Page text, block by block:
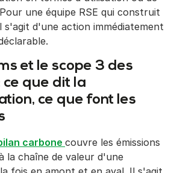
une équipe RSE qui construit
s'agit d'une action immédiatement
et le scope 3 des
ce que dit la
ce que font les
carbone couvre les émissions
la chaîne de valeur d'une